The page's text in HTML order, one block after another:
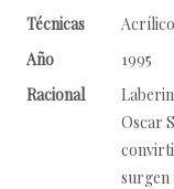
Técnicas
Acrílico
Año
1995
Racional
Oscar
surgen